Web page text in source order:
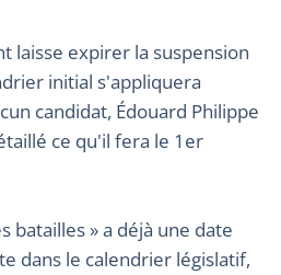
laisse expirer la suspension
initial s'appliquera
candidat, Édouard Philippe
ce qu'il fera le 1er
batailles » a déjà une date
dans le calendrier législatif,